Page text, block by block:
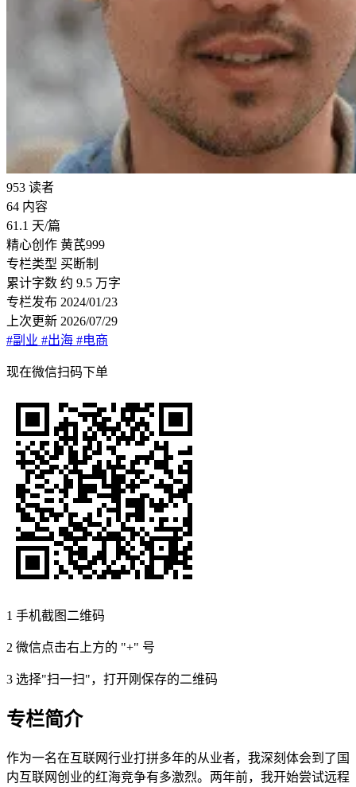
953 读者
64 内容
61.1 天/篇
精心创作 黄芪999
专栏类型 买断制
累计字数 约 9.5 万字
专栏发布 2024/01/23
上次更新 2026/07/29
#副业 #出海 #电商
现在微信扫码下单
1 手机截图二维码
2 微信点击右上方的 "+" 号
3 选择"扫一扫"，打开刚保存的二维码
专栏简介
作为一名在互联网行业打拼多年的从业者，我深刻体会到了国
内互联网创业的红海竞争有多激烈。两年前，我开始尝试远程